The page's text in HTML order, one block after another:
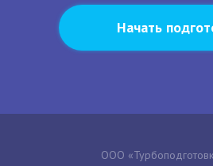
Начать
ООО